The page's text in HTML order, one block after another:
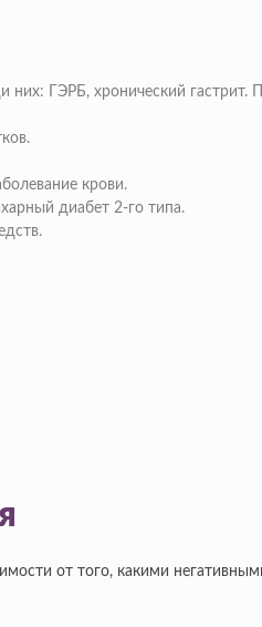
них: ГЭРБ, хронический
крови.
диабет 2-го типа.
от того, какими